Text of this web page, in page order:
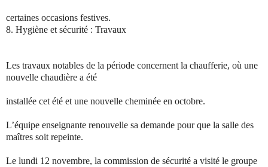
certaines occasions festives.
8. Hygiène et sécurité : Travaux
Les travaux notables de la période concernent la chaufferie, où une
nouvelle chaudière a été
installée cet été et une nouvelle cheminée en octobre.
L’équipe enseignante renouvelle sa demande pour que la salle des
maîtres soit repeinte.
Le lundi 12 novembre, la commission de sécurité a visité le groupe